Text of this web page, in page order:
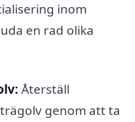
inom
en rad olika
Återställ
genom att ta